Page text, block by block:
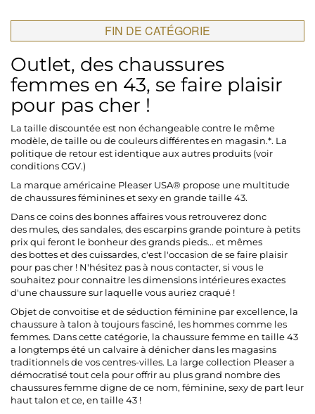
FIN DE CATÉGORIE
Outlet, des chaussures
femmes en 43, se faire plaisir
pour pas cher !
La taille discountée est non échangeable contre le même
modèle, de taille ou de couleurs différentes en magasin.*. La
politique de retour est identique aux autres produits (voir
conditions CGV.)
La marqueaméricaine Pleaser USA® propose une multitude
dechaussures féminines et sexy en grande taille 43.
Dans ce coins des bonnes affaires vous retrouverez donc
des mules, des sandales, des escarpins grande pointure à petits
prixqui feront le bonheur des grands pieds... et mêmes
des bottes et des cuissardes, c'est l'occasion de se faire plaisir
pour pas cher ! N'hésitez pas à nous contacter, si vous le
souhaitez pour connaitre les dimensions intérieures exactes
d'une chaussure sur laquelle vous auriez craqué !
Objet de convoitise et deséduction féminine par excellence, la
chaussure à talon à toujours fasciné, les hommescomme les
femmes. Dans cette catégorie, la chaussure femme en taille 43
a longtemps été un calvaire à dénicher dans les magasins
traditionnels de vos centres-villes. La large collection Pleasera
démocratisé tout cela pour offrir au plus grand nombre des
chaussures femme digne de ce nom, féminine, sexy de part leur
haut talon et ce, en taille 43 !